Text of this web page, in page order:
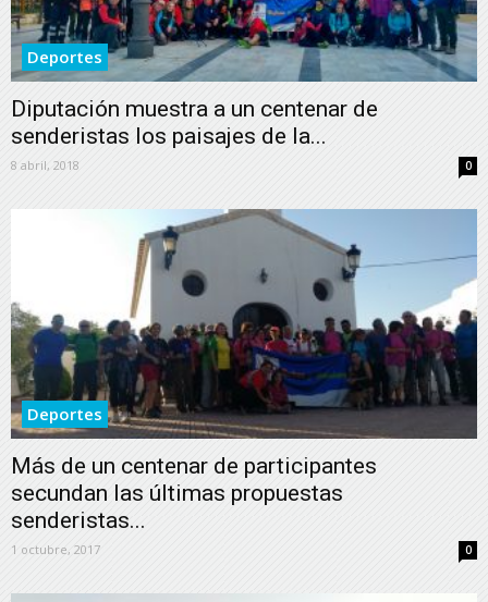
Deportes
Diputación muestra a un centenar de
senderistas los paisajes de la...
8 abril, 2018 0
Deportes
Más de un centenar de participantes
secundan las últimas propuestas
senderistas...
1 octubre, 2017 0